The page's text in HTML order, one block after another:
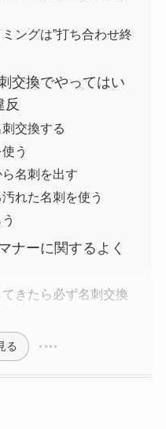
ングは”打ち合わせ終
交換でやってはい
反
交換する
う
名刺を出す
れた名刺を使う
ナーに関するよく
きたら必ず名刺交換
る